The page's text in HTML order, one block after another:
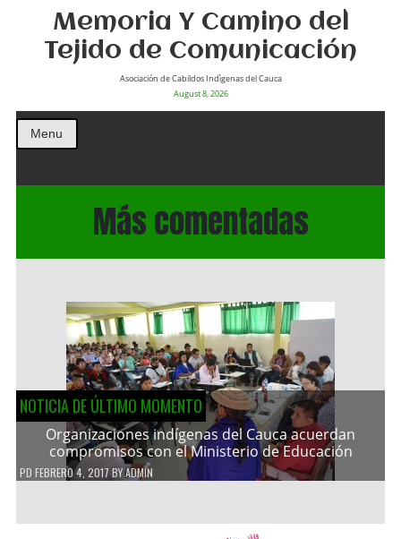
Memoria Y Camino del
Tejido de Comunicación
Asociación de Cabildos Indìgenas del Cauca
August 8, 2026
Menu
Más comentadas
NOTICIA DE ÚLTIMO MOMENTO
Organizaciones indígenas del Cauca acuerdan
compromisos con el Ministerio de Educación
PD FEBRERO 4, 2017 BYADMIN